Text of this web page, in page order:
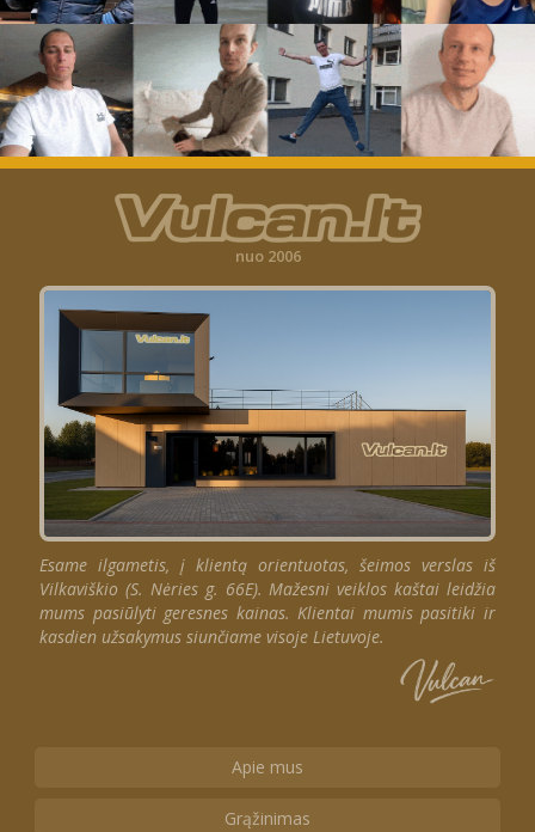
nuo 2006
Esame ilgametis, į klientą orientuotas, šeimos verslas iš
Vilkaviškio (S. Nėries g. 66E). Mažesni veiklos kaštai leidžia
mums pasiūlyti geresnes kainas. Klientai mumis pasitiki ir
kasdien užsakymus siunčiame visoje Lietuvoje.
Apie mus
Grąžinimas